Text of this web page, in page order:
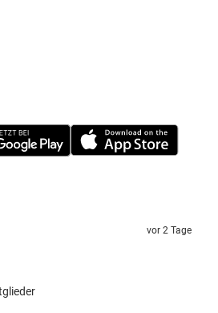
vor 2 Tage